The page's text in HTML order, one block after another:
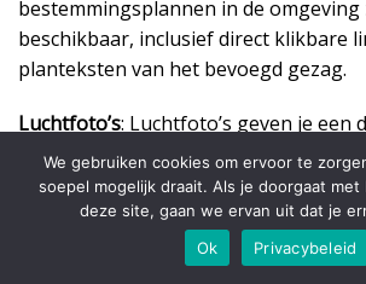
bestemmingsplannen in de
beschikbaar, inclusief direct klikbare
planteksten van het bevoegd gezag.
Luchtfoto’s: Luchtfoto’s geven je een
de locatie van het huis en de
Omgeving informatie: Dit geeft je
nabijgelegen voorzieningen zoals
brandweer, kinderopvang,
We gebruiken cookies om ervoor te
soepel mogelijk draait. Als je doorgaat
deze site, gaan we ervan uit dat je
Ok
Privacybeleid